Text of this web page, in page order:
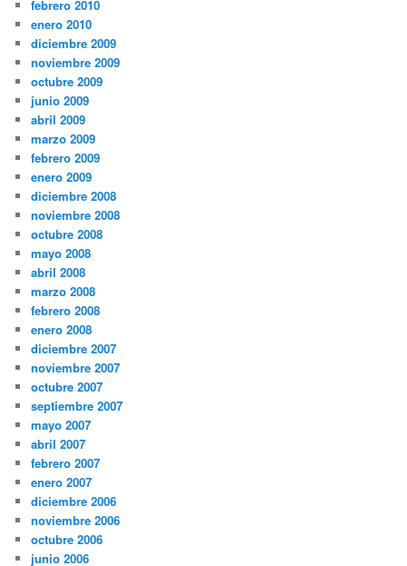
febrero 2010
enero 2010
diciembre 2009
noviembre 2009
octubre 2009
junio 2009
abril 2009
marzo 2009
febrero 2009
enero 2009
diciembre 2008
noviembre 2008
octubre 2008
mayo 2008
abril 2008
marzo 2008
febrero 2008
enero 2008
diciembre 2007
noviembre 2007
octubre 2007
septiembre 2007
mayo 2007
abril 2007
febrero 2007
enero 2007
diciembre 2006
noviembre 2006
octubre 2006
junio 2006